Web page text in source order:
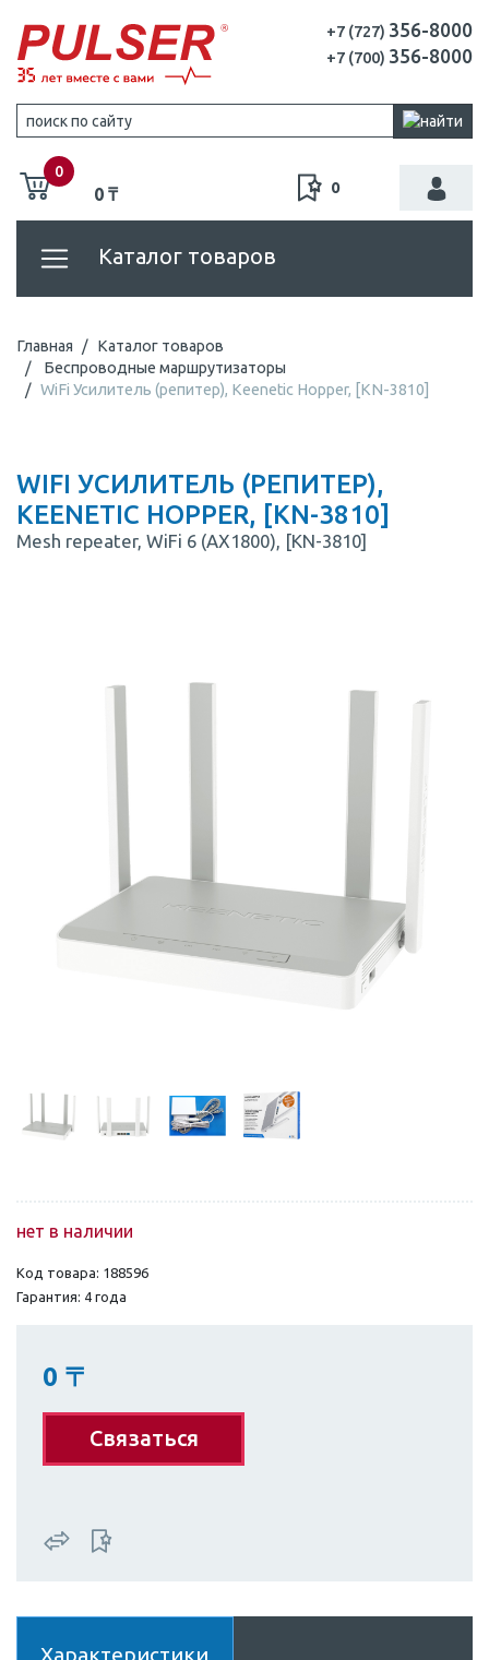
+7 (727) 356-8000
+7 (700) 356-8000
0
0 ₸ 0
Каталог товаров
Главная
Каталог товаров
Беспроводные маршрутизаторы
WiFi Усилитель (репитер), Keenetic Hopper, [KN-3810]
WIFI УСИЛИТЕЛЬ (РЕПИТЕР),
KEENETIC HOPPER, [KN-3810]
Mesh repeater, WiFi 6 (AX1800), [KN-3810]
нет в наличии
Код товара: 188596
Гарантия: 4 года
0 〒
Связаться
Характеристики